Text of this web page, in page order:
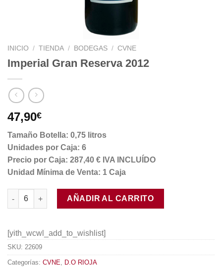
INICIO / TIENDA / BODEGAS / CVNE
Imperial Gran Reserva 2012
47,90€
Tamaño Botella: 0,75 litros
Unidades por Caja: 6
Precio por Caja: 287,40 € IVA INCLUÍDO
Unidad Mínima de Venta: 1 Caja
Imperial Gran Reserva 2012 cantidad
AÑADIR AL CARRITO
[yith_wcwl_add_to_wishlist]
SKU: 22609
Categorías: CVNE, D.O RIOJA